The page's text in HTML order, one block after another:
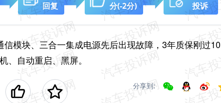
回复
分(-2分)
投诉
模块、三合一集成电源先后出现故障，3年质保刚过10
、自动重启、黑屏。
分享到: